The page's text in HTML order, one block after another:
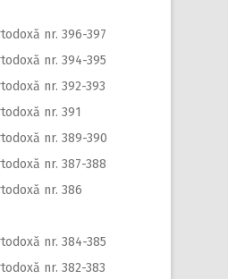
nr. 396-397
nr. 394-395
nr. 392-393
nr. 391
nr. 389-390
nr. 387-388
nr. 386
nr. 384-385
nr. 382-383